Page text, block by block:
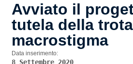
Avviato il
tutela della trota
macrostigma
Data inserimento:
8 Settembre 2020